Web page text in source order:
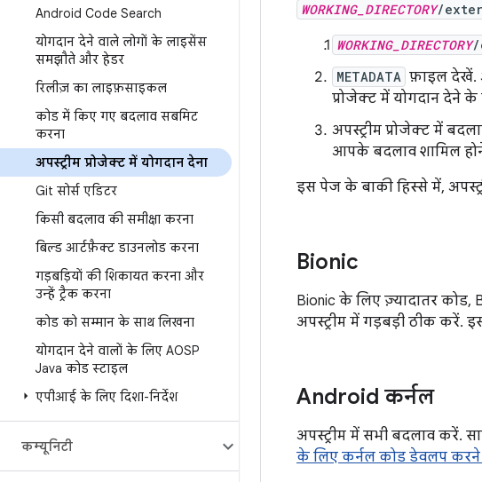
Android Code Search
योगदान देने वाले लोगों के लाइसेंस
समझौते और हेडर
रिलीज़ का लाइफ़साइकल
कोड में किए गए बदलाव सबमिट
करना
अपस्ट्रीम प्रोजेक्ट में योगदान देना
Git सोर्स एडिटर
किसी बदलाव की समीक्षा करना
बिल्ड आर्टफ़ैक्ट डाउनलोड करना
गड़बड़ियों की शिकायत करना और
उन्हें ट्रैक करना
कोड को सम्मान के साथ लिखना
योगदान देने वालों के लिए AOSP
Java कोड स्टाइल
एपीआई के लिए दिशा-निर्देश
कम्यूनिटी
WORKING_DIRECTORY/
WORKING_DIRECTORY/
METADATA फ़ाइल देखें.
प्रोजेक्ट में योगदान देने
अपस्ट्रीम प्रोजेक्ट में
आपके बदलाव शामिल
इस पेज के बाकी हिस्से में,
Bionic
Bionic के लिए ज़्यादातर कोड,
अपस्ट्रीम में गड़बड़ी ठीक करें.
Android कर्नल
अपस्ट्रीम में सभी बदलाव करें.
के लिए कर्नल कोड डेवलप करने